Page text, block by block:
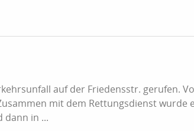
auf der Friedensstr. gerufen.
mit dem Rettungsdienst wurde
dann in ...